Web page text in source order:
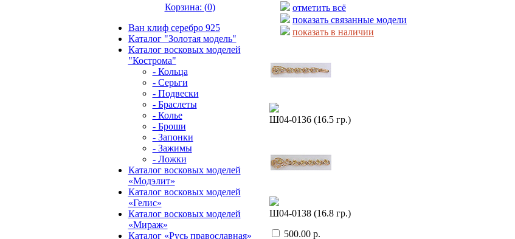
Корзина: (0)
Ван клиф серебро 925
Каталог "Золотая модель"
Каталог восковых моделей
"Кострома"
- Кольца
- Серьги
- Подвески
- Браслеты
- Колье
- Броши
- Запонки
- Зажимы
- Ложки
Каталог восковых моделей
«Модэлит»
Каталог восковых моделей
«Гелис»
Каталог восковых моделей
«Мираж»
Каталог «Русь православная»
отметить всё
показать связанные модели
показать в наличии
Ш04-0136 (16.5 гр.)
Ш04-0138 (16.8 гр.)
500.00 р.